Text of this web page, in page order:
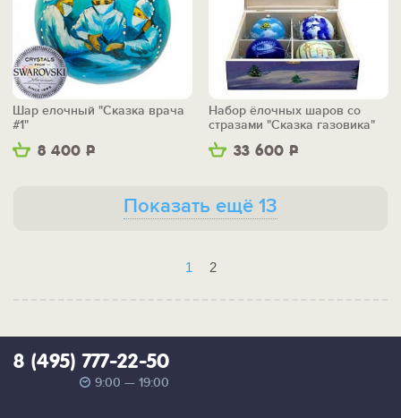
8 400 Р
Шар елочный "Сказка врача
#1"
33 600 Р
Набор ёлочных шаров со
стразами "Сказка газовика"
Показать ещё 13
1 2
8 (495) 777-22-50
9:00 — 19:00